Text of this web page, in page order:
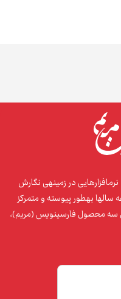
با هدف تولید نرم‌افزارهایی در زمینه‌ی نگارش
سال‌ها به‌طور پیوسته و متمرکز
سه محصول فارسی‌نویس (مریم)،